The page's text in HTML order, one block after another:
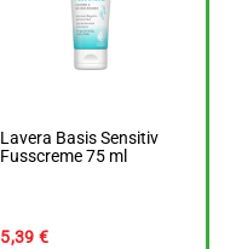
Lavera Basis Sensitiv
Fusscreme 75 ml
5,39 €